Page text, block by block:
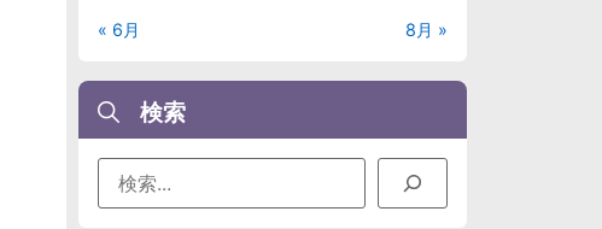
« 6月 8月 »
検索